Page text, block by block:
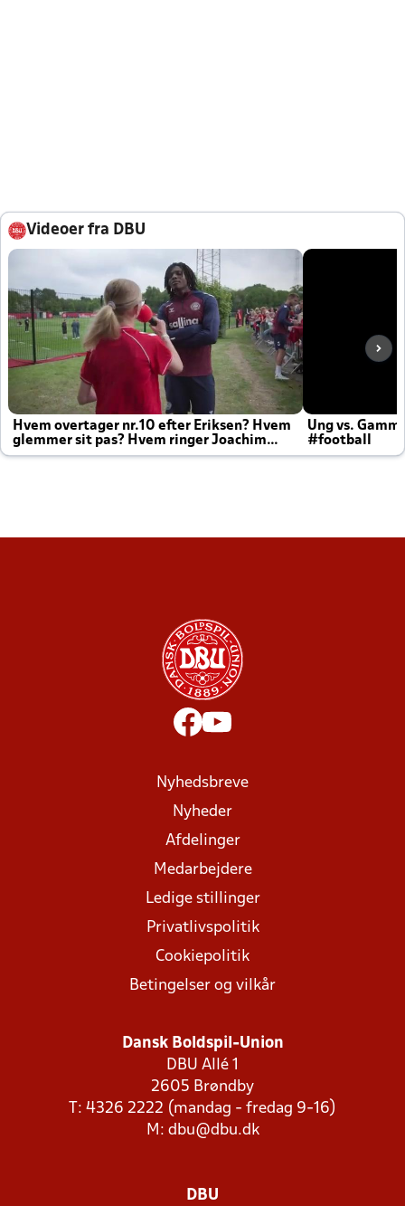
Videoer fra DBU
Hvem overtager nr.10 efter Eriksen? Hvem
glemmer sit pas? Hvem ringer Joachim
altid til efter kampe?
Ung vs.
#football
Nyhedsbreve
Nyheder
Afdelinger
Medarbejdere
Ledige stillinger
Privatlivspolitik
Cookiepolitik
Betingelser og vilkår
Dansk Boldspil-Union
DBU Allé 1
2605 Brøndby
T: 4326 2222 (mandag - fredag 9-16)
M: dbu@dbu.dk
DBU